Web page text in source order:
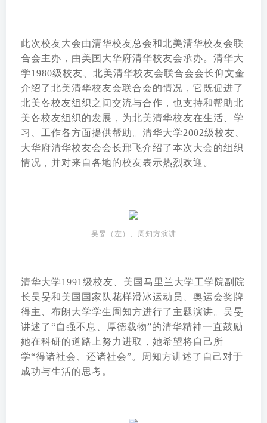
此次校友大会由清华校友总会和北美清华校友会联
合会主办，由美国大华府清华校友会承办。清华大
学1980级校友、北美清华校友会联合会会长仰文奎
介绍了北美清华校友会联合会的情况，它既促进了
北美各校友组织之间交流与合作，也支持和帮助北
美各校友组织的发展，为北美清华校友在生活、学
习、工作各方面提供帮助。清华大学2002级校友、
大华府清华校友会会长邢飞介绍了本次大会的组织
情况，并对来自各地的校友表示热烈欢迎。
吴旻（左）、周知方演讲
清华大学1991级校友、美国马里兰大学工学院副院
长吴旻和美国国家队花样滑冰运动员、奥运会奖牌
得主、布朗大学学生周知方进行了主题演讲。吴旻
讲述了“自强不息、厚德载物”的清华精神一直鼓励
她在科研的道路上努力进取，她希望将自己所
学“得诸社会、还诸社会”。周知方讲述了自己对于
成功与生活的思考。